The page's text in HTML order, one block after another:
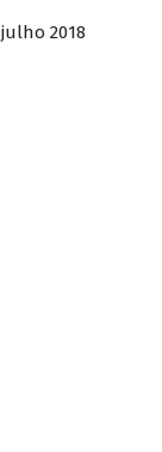
julho 2018